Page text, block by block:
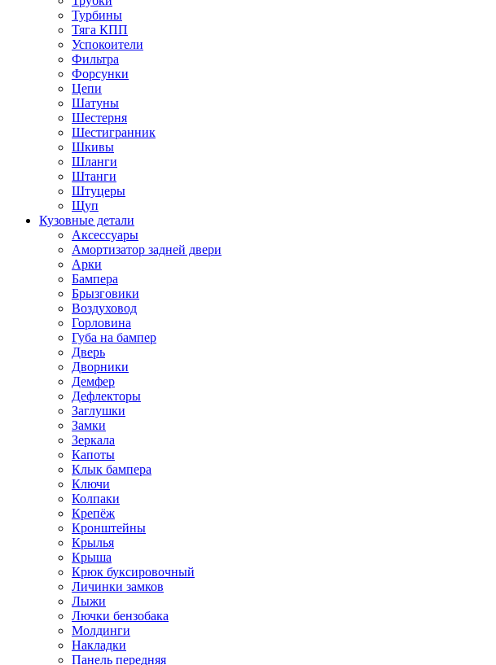
Турбины
Тяга КПП
Успокоители
Фильтра
Форсунки
Цепи
Шатуны
Шестерня
Шестигранник
Шкивы
Шланги
Штанги
Штуцеры
Щуп
Кузовные детали
Аксессуары
Амортизатор задней двери
Арки
Бампера
Брызговики
Воздуховод
Горловина
Губа на бампер
Дверь
Дворники
Демфер
Дефлекторы
Заглушки
Замки
Зеркала
Капоты
Клык бампера
Ключи
Колпаки
Крепёж
Кронштейны
Крылья
Крыша
Крюк буксировочный
Личинки замков
Лыжи
Лючки бензобака
Молдинги
Накладки
Панель передняя